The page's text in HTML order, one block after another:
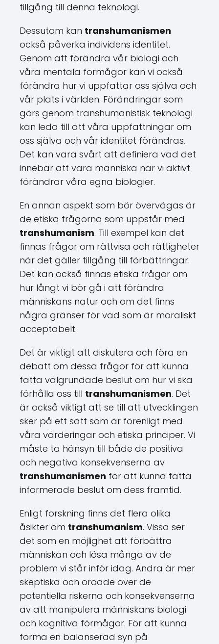
tillgång till denna teknologi.
Dessutom kan transhumanismen
också påverka individens identitet.
Genom att förändra vår biologi och
våra mentala förmågor kan vi också
förändra hur vi uppfattar oss själva och
vår plats i världen. Förändringar som
görs genom transhumanistisk teknologi
kan leda till att våra uppfattningar om
oss själva och vår identitet förändras.
Det kan vara svårt att definiera vad det
innebär att vara människa när vi aktivt
förändrar våra egna biologier.
En annan aspekt som bör övervägas är
de etiska frågorna som uppstår med
transhumanism. Till exempel kan det
finnas frågor om rättvisa och rättigheter
när det gäller tillgång till förbättringar.
Det kan också finnas etiska frågor om
hur långt vi bör gå i att förändra
människans natur och om det finns
några gränser för vad som är moraliskt
acceptabelt.
Det är viktigt att diskutera och föra en
debatt om dessa frågor för att kunna
fatta välgrundade beslut om hur vi ska
förhålla oss till transhumanismen. Det
är också viktigt att se till att utvecklingen
sker på ett sätt som är förenligt med
våra värderingar och etiska principer. Vi
måste ta hänsyn till både de positiva
och negativa konsekvenserna av
transhumanismen för att kunna fatta
informerade beslut om dess framtid.
Enligt forskning finns det flera olika
åsikter om transhumanism. Vissa ser
det som en möjlighet att förbättra
människan och lösa många av de
problem vi står inför idag. Andra är mer
skeptiska och oroade över de
potentiella riskerna och konsekvenserna
av att manipulera människans biologi
och kognitiva förmågor. För att kunna
forma en balanserad syn på